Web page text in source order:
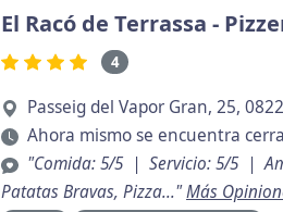
El Racó de Terrassa -
4
Passeig del Vapor Gran, 25,
Ahora mismo se encuentra
"Comida: 5/5 | Servicio: 5/5 |
Patatas Bravas, Pizza..."Más